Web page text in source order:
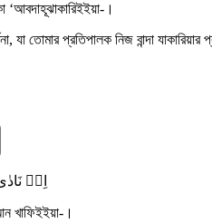
‘আবদাহূঝাকারিইইয়া-।
যা তোমার প্রতিপালক নিজ বান্দা যাকারিয়ার
اِذۡ
খাফিইইয়া-।